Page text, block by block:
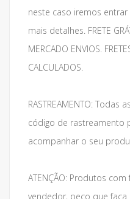
neste caso iremos
mais detalhes. FRETE
MERCADO ENVIOS.
CALCULADOS.
RASTREAMENTO:
código de rastreamento
acompanhar o seu
ATENÇÃO: Produtos
vendedor, peço que